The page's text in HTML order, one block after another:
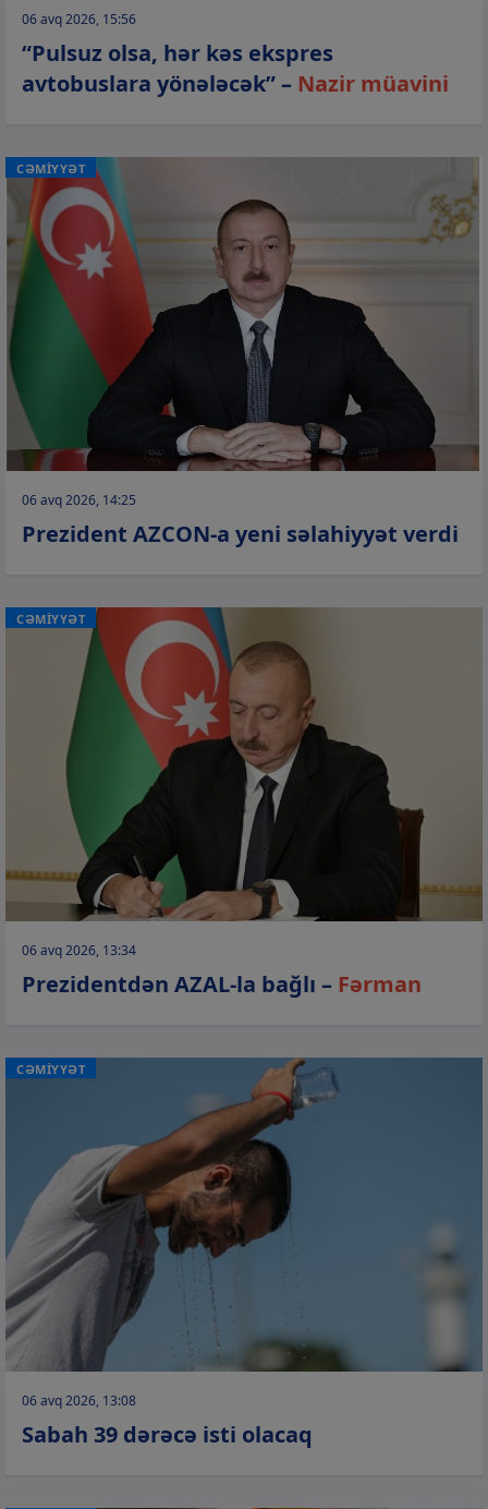
06 avq 2026, 15:56
“Pulsuz olsa, hər kəs ekspres
avtobuslara yönələcək” – Nazir müavini
CƏMİYYƏT
06 avq 2026, 14:25
Prezident AZCON-a yeni səlahiyyət verdi
CƏMİYYƏT
06 avq 2026, 13:34
Prezidentdən AZAL-la bağlı – Fərman
CƏMİYYƏT
06 avq 2026, 13:08
Sabah 39 dərəcə isti olacaq